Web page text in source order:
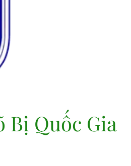
Bị Quốc Gia